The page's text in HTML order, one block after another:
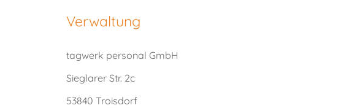
Verwaltung
tagwerk personal GmbH
Sieglarer Str. 2c
53840 Troisdorf